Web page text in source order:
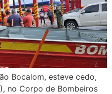
Bocalom, esteve cedo,
no Corpo de Bombeiros